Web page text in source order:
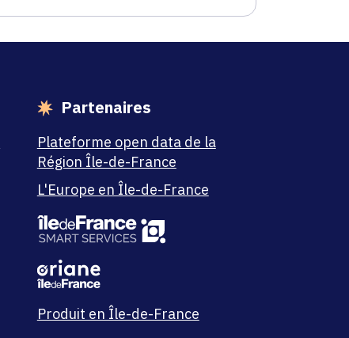
Partenaires
Plateforme open data de la
Région Île-de-France
L'Europe en Île-de-France
Produit en Île-de-France